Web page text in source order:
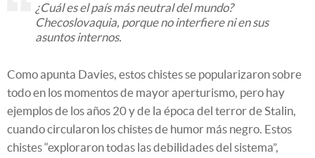
¿Cuál es el país más neutral del mundo?
Checoslovaquia, porque no interfiere ni en sus
asuntos internos.
Como apunta Davies, estos chistes se popularizaron sobre
todo en los momentos de mayor aperturismo, pero hay
ejemplos de los años 20 y de la época del terror de Stalin,
cuando circularon los chistes de humor más negro. Estos
chistes “exploraron todas las debilidades del sistema”,